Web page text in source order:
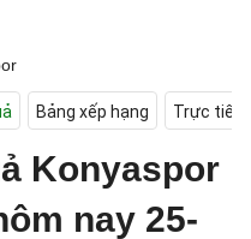
Bảng xếp hạng Trực tiếp
Konyaspor
nay 25-